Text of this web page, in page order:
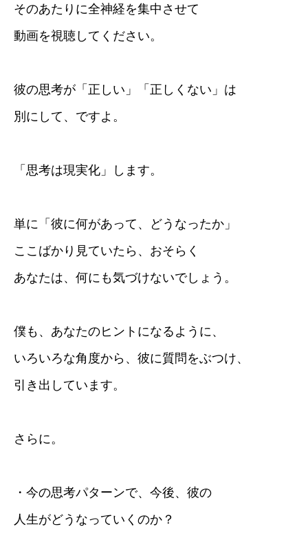
そのあたりに全神経を集中させて
動画を視聴してください。
彼の思考が「正しい」「正しくない」は
別にして、ですよ。
「思考は現実化」します。
単に「彼に何があって、どうなったか」
ここばかり見ていたら、おそらく
あなたは、何にも気づけないでしょう。
僕も、あなたのヒントになるように、
いろいろな角度から、彼に質問をぶつけ、
引き出しています。
さらに。
・今の思考パターンで、今後、彼の
人生がどうなっていくのか？